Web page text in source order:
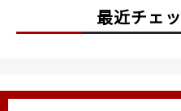
最近チェ